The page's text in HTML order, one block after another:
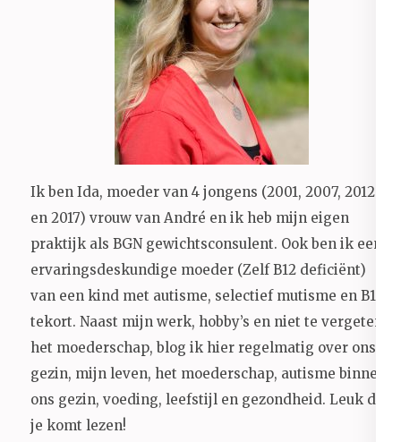
Ik ben Ida, moeder van 4 jongens (2001, 2007, 2012
en 2017) vrouw van André en ik heb mijn eigen
praktijk als BGN gewichtsconsulent. Ook ben ik een
ervaringsdeskundige moeder (Zelf B12 deficiënt)
van een kind met autisme, selectief mutisme en B12
tekort. Naast mijn werk, hobby’s en niet te vergeten
het moederschap, blog ik hier regelmatig over ons
gezin, mijn leven, het moederschap, autisme binnen
ons gezin, voeding, leefstijl en gezondheid. Leuk dat
je komt lezen!